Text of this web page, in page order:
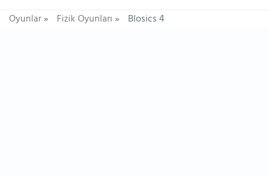
Oyunlar» Fizik Oyunları» Blosics 4